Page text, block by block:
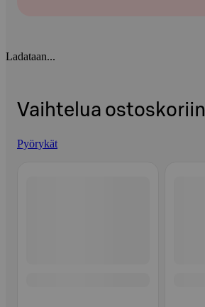
Ladataan...
Vaihtelua ostoskoriin
Pyörykät